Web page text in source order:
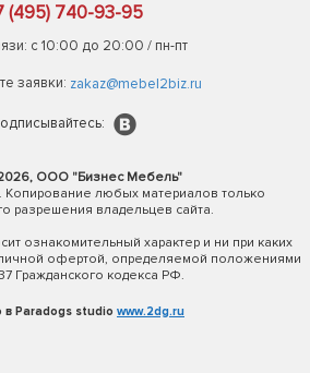
(495) 740-93-95
с 10:00 до 20:00 / пн-пт
заявки: zakaz@mebel2biz.ru
ООО "Бизнес Мебель"
любых материалов только
разрешения владельцев сайта.
ознакомительный характер и ни при каких
офертой, определяемой положениями
Гражданского кодекса РФ.
Paradogs studio www.2dg.ru